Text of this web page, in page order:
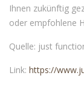
Ihnen zukünftig
oder empfohlene
Quelle: just
Link: https://